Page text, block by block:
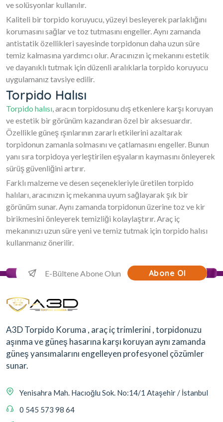
ve solüsyonlar kullanılır.
Kaliteli bir torpido koruyucu, yüzeyi besleyerek parlaklığını
korumasını sağlar ve toz tutmasını engeller. Aynı zamanda
antistatik özellikleri sayesinde torpidonun daha uzun süre
temiz kalmasına yardımcı olur. Aracınızın iç mekanını estetik
ve dayanıklı tutmak için düzenli aralıklarla torpido koruyucu
uygulamanız tavsiye edilir.
Torpido Halısı
Torpido halısı, aracın torpidosunu dış etkenlere karşı koruyan
ve estetik bir görünüm kazandıran özel bir aksesuardır.
Özellikle güneş ışınlarının zararlı etkilerini azaltarak
torpidonun zamanla solmasını ve çatlamasını engeller. Bunun
yanı sıra torpidoya yerleştirilen eşyaların kaymasını önleyerek
sürüş güvenliğini artırır.
Farklı malzeme ve desen seçenekleriyle üretilen torpido
halıları, aracınızın iç mekanına uyum sağlayarak şık bir
görünüm sunar. Aynı zamanda torpidonun üzerine toz ve kir
birikmesini önleyerek temizliği kolaylaştırır. Araç iç
mekanınızı uzun süre yeni ve temiz tutmak için torpido halısı
kullanmanız önerilir.
Abone Ol
A3D Torpido Koruma , araç iç trimlerini , torpidonuzu
aşınma ve güneş hasarına karşı koruyan aynı zamanda
güneş yansımalarını engelleyen profesyonel çözümler
sunar.
Yenisahra Mah. Hacıoğlu Sok. No:14/1 Ataşehir / İstanbul
0 545 573 98 64